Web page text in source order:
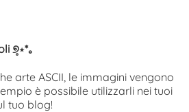
୭̥⋆*｡
arte ASCII, le immagini vengono
è possibile utilizzarli nei tuoi
tuo blog!